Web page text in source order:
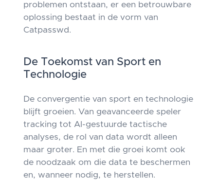
problemen ontstaan, er een betrouwbare
oplossing bestaat in de vorm van
Catpasswd.
De Toekomst van Sport en
Technologie
De convergentie van sport en technologie
blijft groeien. Van geavanceerde speler
tracking tot AI-gestuurde tactische
analyses, de rol van data wordt alleen
maar groter. En met die groei komt ook
de noodzaak om die data te beschermen
en, wanneer nodig, te herstellen.